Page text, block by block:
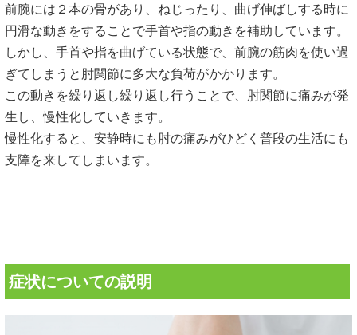
前腕には２本の骨があり、ねじったり、曲げ伸ばしする時に
円滑な動きをすることで手首や指の動きを補助しています。
しかし、手首や指を曲げている状態で、前腕の筋肉を使い過
ぎてしまうと肘関節に多大な負荷がかかります。
この動きを繰り返し繰り返し行うことで、肘関節に痛みが発
生し、慢性化していきます。
慢性化すると、安静時にも肘の痛みがひどく普段の生活にも
支障を来してしまいます。
症状についての説明